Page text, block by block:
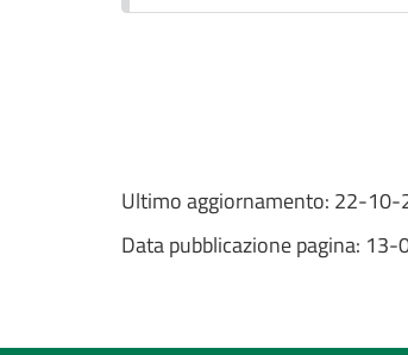
Ultimo aggiornamento: 22-10-
Data pubblicazione pagina: 13-